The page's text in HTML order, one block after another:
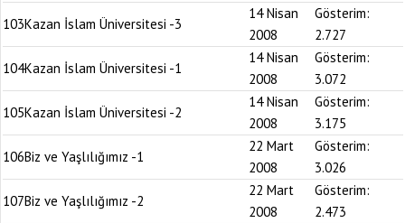
103Kazan İslam Üniversitesi -3
14 Nisan
2008
Gösterim:
2.727
104Kazan İslam Üniversitesi -1
14 Nisan
2008
Gösterim:
3.072
105Kazan İslam Üniversitesi -2
14 Nisan
2008
Gösterim:
3.175
106Biz ve Yaşlılığımız -1
22 Mart
2008
Gösterim:
3.026
107Biz ve Yaşlılığımız -2
22 Mart
2008
Gösterim:
2.473